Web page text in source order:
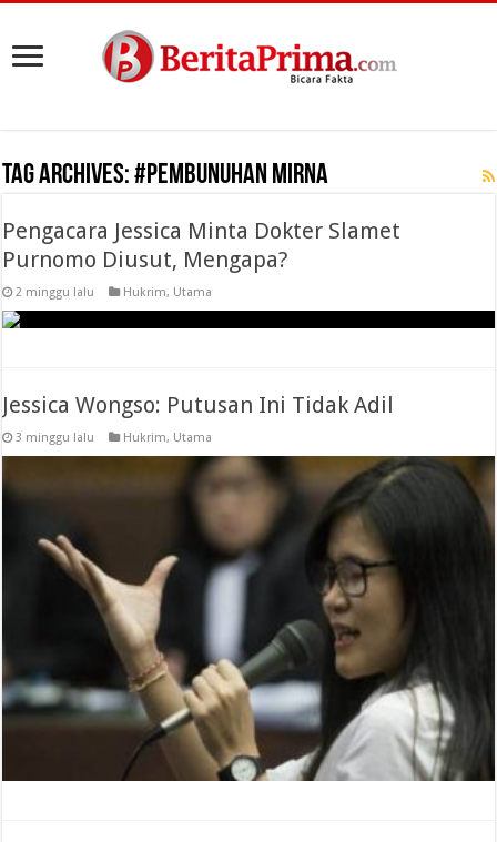
Tag Archives:#Pembunuhan Mirna
Pengacara Jessica Minta Dokter Slamet
Purnomo Diusut, Mengapa?
2 minggu lalu Hukrim, Utama
Jessica Wongso: Putusan Ini Tidak Adil
3 minggu lalu Hukrim, Utama